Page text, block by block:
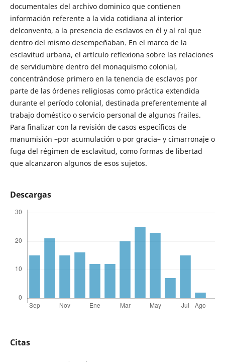
documentales del archivo dominico que contienen
información referente a la vida cotidiana al interior
delconvento, a la presencia de esclavos en él y al rol que
dentro del mismo desempeñaban. En el marco de la
esclavitud urbana, el artículo reflexiona sobre las relaciones
de servidumbre dentro del monaquismo colonial,
concentrándose primero en la tenencia de esclavos por
parte de las órdenes religiosas como práctica extendida
durante el período colonial, destinada preferentemente al
trabajo doméstico o servicio personal de algunos frailes.
Para finalizar con la revisión de casos específicos de
manumisión –por acumulación o por gracia– y cimarronaje o
fuga del régimen de esclavitud, como formas de libertad
que alcanzaron algunos de esos sujetos.
Descargas
Citas